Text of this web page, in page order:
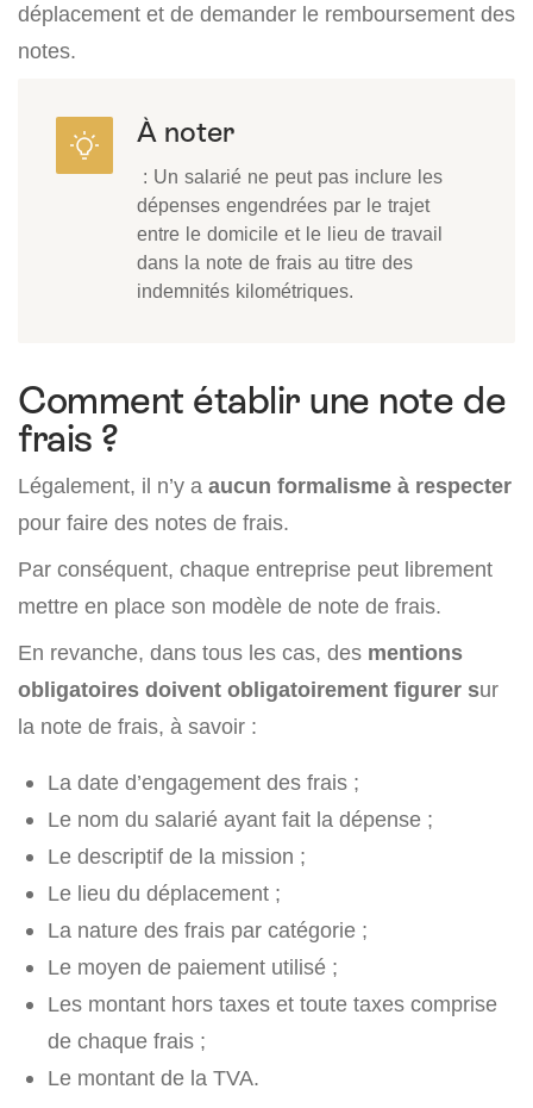
déplacement et de demander le remboursement des
notes.
À noter
: Un salarié ne peut pas inclure les
dépenses engendrées par le trajet
entre le domicile et le lieu de travail
dans la note de frais au titre des
indemnités kilométriques.
Comment établir une note de
frais ?
Légalement, il n’y a aucun formalisme à respecter
pour faire des notes de frais.
Par conséquent, chaque entreprise peut librement
mettre en place son modèle de note de frais.
En revanche, dans tous les cas, des mentions
obligatoires doivent obligatoirement figurer sur
la note de frais, à savoir :
La date d’engagement des frais ;
Le nom du salarié ayant fait la dépense ;
Le descriptif de la mission ;
Le lieu du déplacement ;
La nature des frais par catégorie ;
Le moyen de paiement utilisé ;
Les montant hors taxes et toute taxes comprise
de chaque frais ;
Le montant de la TVA.